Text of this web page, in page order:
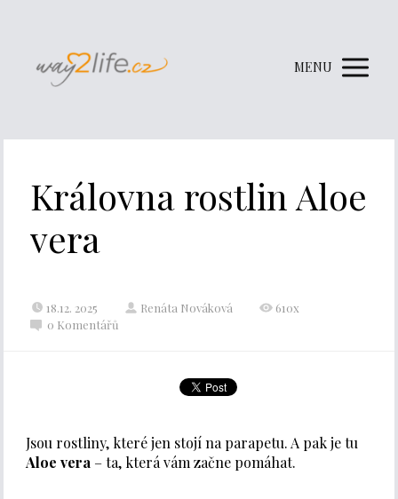
MENU
Královna rostlin Aloe
vera
18.12. 2025 Renáta Nováková
610x
0 Komentářů
Jsou rostliny, které jen stojí na parapetu. A pak je tu
Aloe vera – ta, která vám začne pomáhat.